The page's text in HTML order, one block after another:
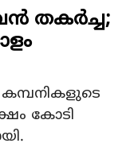
തകര്‍ച്ച;
കോടി